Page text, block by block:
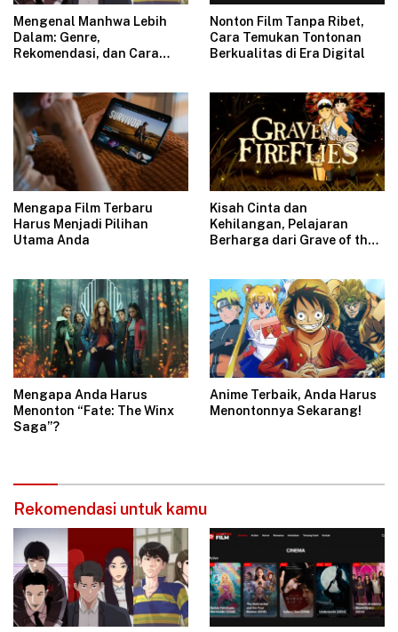
Mengenal Manhwa Lebih
Dalam: Genre,
Rekomendasi, dan Cara
Nonton Film Tanpa Ribet,
Cara Temukan Tontonan
Berkualitas di Era Digital
Mengapa Film Terbaru
Harus Menjadi Pilihan
Utama Anda
Kisah Cinta dan
Kehilangan, Pelajaran
Berharga dari Grave of the
Mengapa Anda Harus
Menonton “Fate: The Winx
Saga”?
Anime Terbaik, Anda Harus
Menontonnya Sekarang!
Rekomendasi untuk kamu